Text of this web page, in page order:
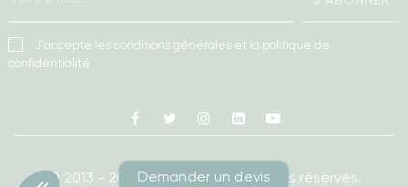
J'accepte les conditions générales et la politique de
confidentialité
Facebook
Twitter InstagramLinkedin
© 2013 - 2026Ameublea.Tous droits réservés.
Demander un devis